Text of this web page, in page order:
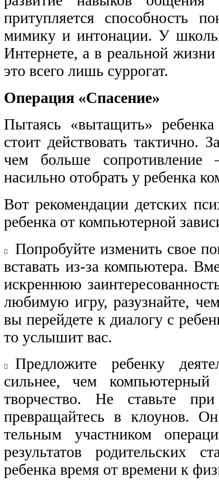
притупляется способность
мимику и интонации. У
Интернете, а в реальной
это всего лишь суррогат.
Операция «Спасение»
Пытаясь «вытащить»
стоит действо​вать тактично.
чем больше сопротивление
насильно отобрать у ребенка
Вот рекомендации детских
ребенка от компьютерной
​
Попробуйте изменить свое
вставать из-за компьютера.
искреннюю
любимую игру, разузнайте,
вы перейдете к диалогу с
то услышит вас.
​
Предложите ребенку
сильнее, чем
творчество. Не ставьте
превращайтесь в клоунов.
тельным участником
результатов роди​тельских
ребенка время от времени к